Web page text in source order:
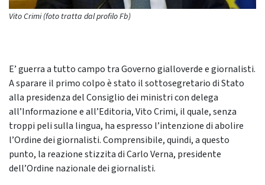
Vito Crimi (foto tratta dal profilo Fb)
E’ guerra a tutto campo tra Governo gialloverde e giornalisti.
A sparare il primo colpo è stato il sottosegretario di Stato
alla presidenza del Consiglio dei ministri con delega
all’Informazione e all’Editoria, Vito Crimi, il quale, senza
troppi peli sulla lingua, ha espresso l’intenzione di abolire
l’Ordine dei giornalisti. Comprensibile, quindi, a questo
punto, la reazione stizzita di Carlo Verna, presidente
dell’Ordine nazionale dei giornalisti.